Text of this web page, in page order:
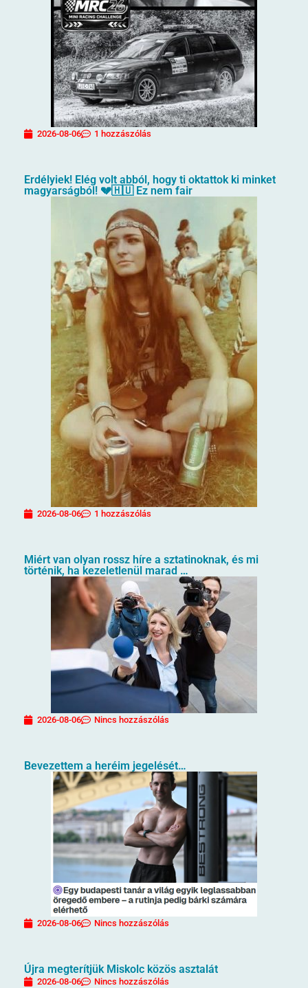
2026-08-06 1 hozzászólás
Erdélyiek! Elég volt abból, hogy ti oktattok ki minket
magyarságból! 💔🇭🇺 Ez nem fair
2026-08-06 1 hozzászólás
Miért van olyan rossz híre a sztatinoknak, és mi
történik, ha kezeletlenül marad …
2026-08-06 Nincs hozzászólás
Bevezettem a heréim jegelését…
2026-08-06 Nincs hozzászólás
Újra megterítjük Miskolc közös asztalát
2026-08-06 Nincs hozzászólás